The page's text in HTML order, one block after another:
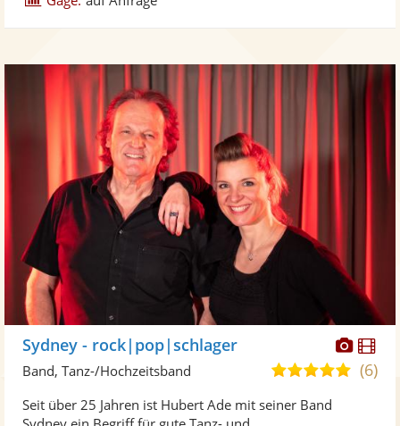
Sydney - rock|pop|schlager
4,9(6)
Band, Tanz-/Hochzeitsband
Seit über 25 Jahren ist Hubert Ade mit seiner Band